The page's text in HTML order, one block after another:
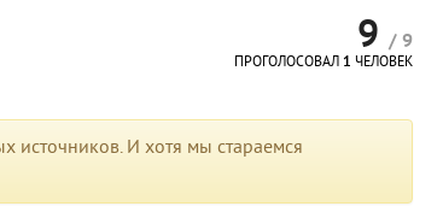
9 / 9
ПРОГОЛОСОВАЛ 1 ЧЕЛОВЕК
источников. И хотя мы стараемся